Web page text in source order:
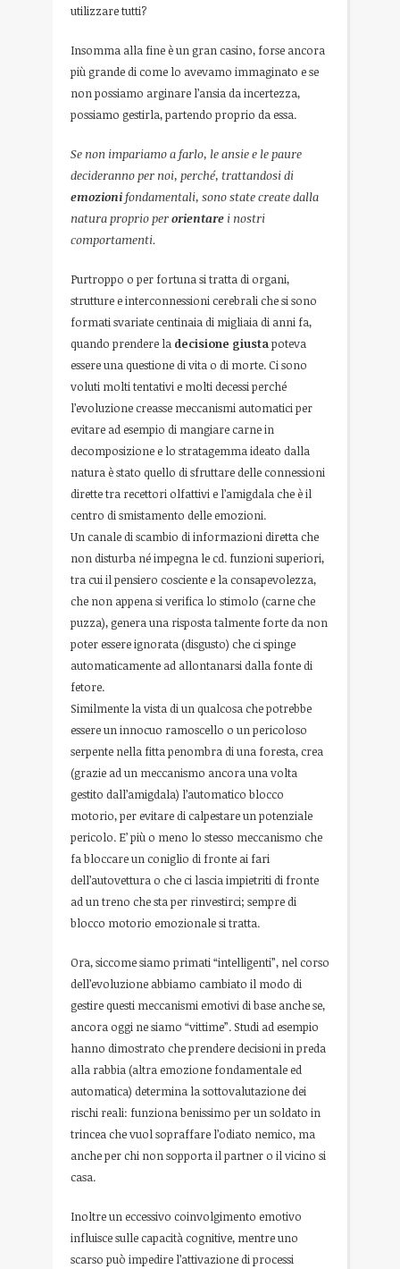
utilizzare tutti?
Insomma alla fine è un gran casino, forse ancora
più grande di come lo avevamo immaginato e se
non possiamo arginare l’ansia da incertezza,
possiamo gestirla, partendo proprio da essa.
Se non impariamo a farlo, le ansie e le paure
decideranno per noi, perché, trattandosi di
emozionifondamentali, sono state create dalla
natura proprio perorientare i nostri
comportamenti.
Purtroppo o per fortuna si tratta di organi,
strutture e interconnessioni cerebrali che si sono
formati svariate centinaia di migliaia di anni fa,
quando prendere la decisione giustapoteva
essere una questione di vita o di morte. Ci sono
voluti molti tentativi e molti decessi perché
l’evoluzione creasse meccanismi automatici per
evitare ad esempio di mangiare carne in
decomposizione e lo stratagemma ideato dalla
natura è stato quello di sfruttare delle connessioni
dirette tra recettori olfattivi e l’amigdala che è il
centro di smistamento delle emozioni.
Un canale di scambio di informazioni diretta che
non disturba né impegna le cd. funzioni superiori,
tra cui il pensiero cosciente e la consapevolezza,
che non appena si verifica lo stimolo (carne che
puzza), genera una risposta talmente forte da non
poter essere ignorata (disgusto) che ci spinge
automaticamente ad allontanarsi dalla fonte di
fetore.
Similmente la vista di un qualcosa che potrebbe
essere un innocuo ramoscello o un pericoloso
serpente nella fitta penombra di una foresta, crea
(grazie ad un meccanismo ancora una volta
gestito dall’amigdala) l’automatico blocco
motorio, per evitare di calpestare un potenziale
pericolo. E’ più o meno lo stesso meccanismo che
fa bloccare un coniglio di fronte ai fari
dell’autovettura o che ci lascia impietriti di fronte
ad un treno che sta per rinvestirci; sempre di
blocco motorio emozionale si tratta.
Ora, siccome siamo primati “intelligenti”, nel corso
dell’evoluzione abbiamo cambiato il modo di
gestire questi meccanismi emotivi di base anche se,
ancora oggi ne siamo “vittime”. Studi ad esempio
hanno dimostrato che prendere decisioni in preda
alla rabbia (altra emozione fondamentale ed
automatica) determina la sottovalutazione dei
rischi reali: funziona benissimo per un soldato in
trincea che vuol sopraffare l’odiato nemico, ma
anche per chi non sopporta il partner o il vicino si
casa.
Inoltre un eccessivo coinvolgimento emotivo
influisce sulle capacità cognitive, mentre uno
scarso può impedire l’attivazione di processi